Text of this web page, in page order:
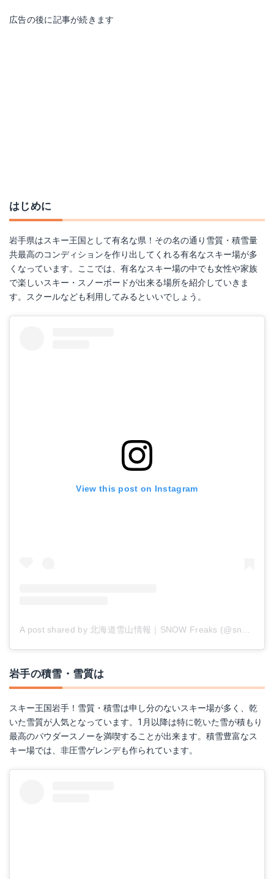
広告の後に記事が続きます
はじめに
岩手県はスキー王国として有名な県！その名の通り雪質・積雪量
共最高のコンディションを作り出してくれる有名なスキー場が多
くなっています。ここでは、有名なスキー場の中でも女性や家族
で楽しいスキー・スノーボードが出来る場所を紹介していきま
す。スクールなども利用してみるといいでしょう。
View this post on Instagram
A post shared by 北海道雪山情報｜SNOW Freaks (@snowfreaks.hokkaido)
岩手の積雪・雪質は
スキー王国岩手！雪質・積雪は申し分のないスキー場が多く、乾
いた雪質が人気となっています。1月以降は特に乾いた雪が積もり
最高のパウダースノーを満喫することが出来ます。積雪豊富なス
キー場では、非圧雪ゲレンデも作られています。